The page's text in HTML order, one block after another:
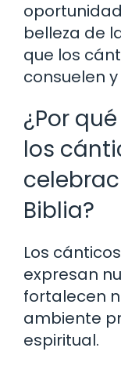
belleza de
que los
consuelen
¿Por
los
Biblia?
Los
expresan
fortalecen
ambiente
espiritual.